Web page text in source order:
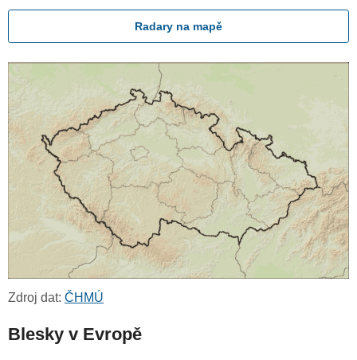
Radary na mapě
Zdroj dat: ČHMÚ
Blesky v Evropě